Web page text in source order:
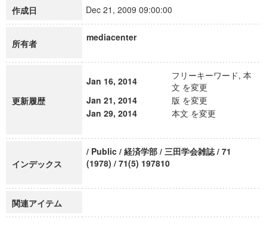
作成日 Dec 21, 2009 09:00:00
所有者
mediacenter
更新履歴
Jan 16, 2014
フリーキーワード, 本
文 を変更
Jan 21, 2014
版 を変更
Jan 29, 2014
本文 を変更
インデックス
/ Public / 経済学部 / 三田学会雑誌 / 71
(1978) / 71(5) 197810
関連アイテム